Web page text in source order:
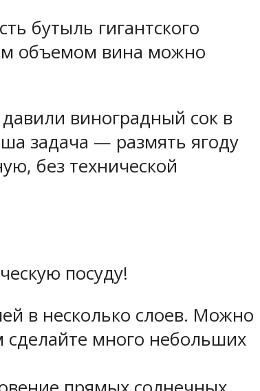
бутыль гигантского
объемом вина можно
виноградный сок в
задача — размять ягоду
без технической
посуду!
в несколько слоев. Можно
много небольших